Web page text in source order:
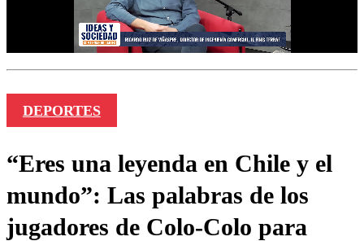
DEPORTES
“Eres una leyenda en Chile y el
mundo”: Las palabras de los
jugadores de Colo-Colo para